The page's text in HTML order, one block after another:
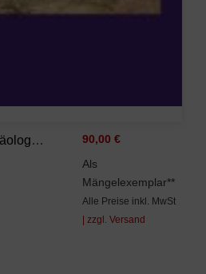
Jerusalem In Archäologischer, Historischer Und Theologischer Perspektive (Bonner Biblische Beiträge)
90,00 €
Als
Mängelexemplar**
Alle Preise inkl. MwSt
| zzgl. Versand